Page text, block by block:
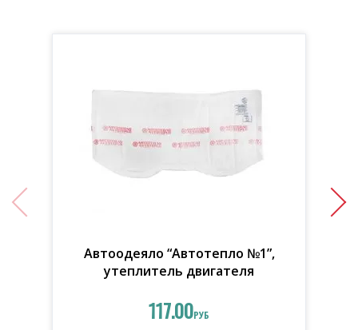
Автоодеяло “Автотепло №1”,
утеплитель двигателя
117.00РУБ